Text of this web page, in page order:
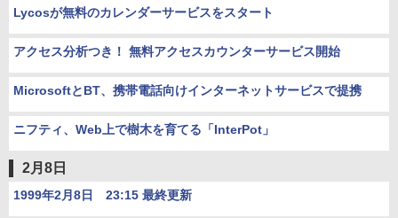
Lycosが無料のカレンダーサービスをスタート
アクセス分析つき！ 無料アクセスカウンターサービス開始
MicrosoftとBT、携帯電話向けインターネットサービスで提携
ニフティ、Web上で樹木を育てる「InterPot」
2月8日
1999年2月8日 23:15 最終更新